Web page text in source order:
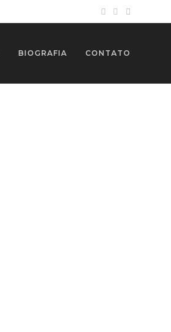
BIOGRAFIA CONTATO